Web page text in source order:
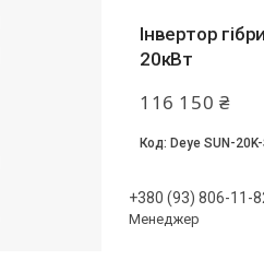
Інвертор
20кВт
116 150 ₴
Deye SUN-
+380 (93) 806-11-
Менеджер